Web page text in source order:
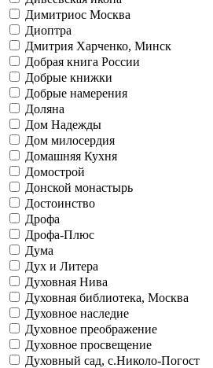
Димитриос Москва
Диоптра
Дмитрия Харченко, Минск
Добрая книга России
Добрые книжки
Добрые намерения
Доляна
Дом Надежды
Дом милосердия
Домашняя Кухня
Домострой
Донской монастырь
Достоинство
Дрофа
Дрофа-Плюс
Дума
Дух и Литера
Духовная Нива
Духовная библиотека, Москва
Духовное наследие
Духовное преображение
Духовное просвещение
Духовный сад, с.Николо-Погост